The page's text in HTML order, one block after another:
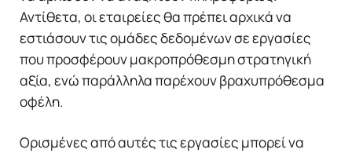
Αντίθετα, οι εταιρείες θα πρέπει αρχικά να
εστιάσουν τις ομάδες δεδομένων σε εργασίες
που προσφέρουν μακροπρόθεσμη στρατηγική
αξία, ενώ παράλληλα παρέχουν βραχυπρόθεσμα
οφέλη.
Ορισμένες από αυτές τις εργασίες μπορεί να